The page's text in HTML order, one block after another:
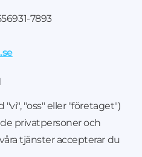
7893
"oss" eller "företaget")
privatpersoner och
tjänster accepterar du